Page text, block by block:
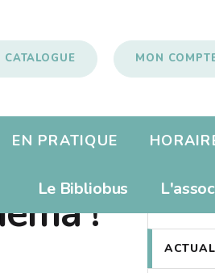
CATALOGUE MON
d'autres langues
EN PRATIQUE
les classes
Le Bibliobus
!